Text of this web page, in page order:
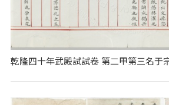
乾隆四十年武殿試試卷 第二甲第三名于